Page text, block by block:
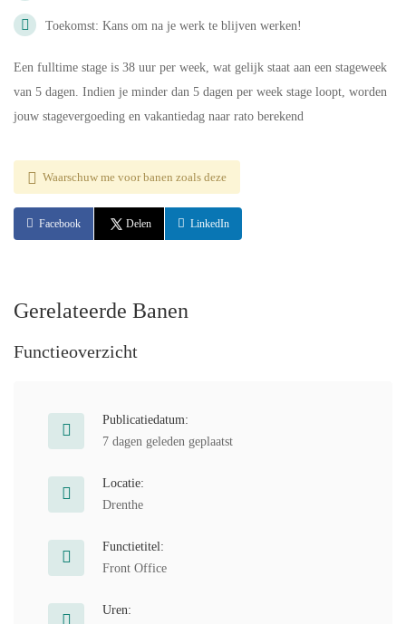
Toekomst: Kans om na je werk te blijven werken!
Een fulltime stage is 38 uur per week, wat gelijk staat aan een stageweek
van 5 dagen. Indien je minder dan 5 dagen per week stage loopt, worden
jouw stagevergoeding en vakantiedag naar rato berekend
Waarschuw me voor banen zoals deze
Facebook Delen LinkedIn
Gerelateerde Banen
Functieoverzicht
Publicatiedatum:
7 dagen geleden geplaatst
Locatie:
Drenthe
Functietitel:
Front Office
Uren: